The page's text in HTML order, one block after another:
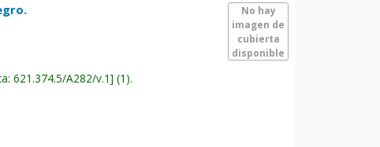
No hay
imagen de
cubierta
disponible
621.374.5/A282/v.1 (1).